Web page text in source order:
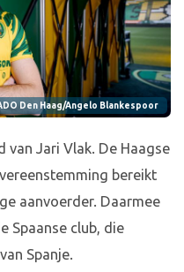
Den Haag/Angelo Blankespoor
van Jari Vlak. De Haagse
bereikt
aanvoerder. Daarmee
Spaanse club, die
Spanje.